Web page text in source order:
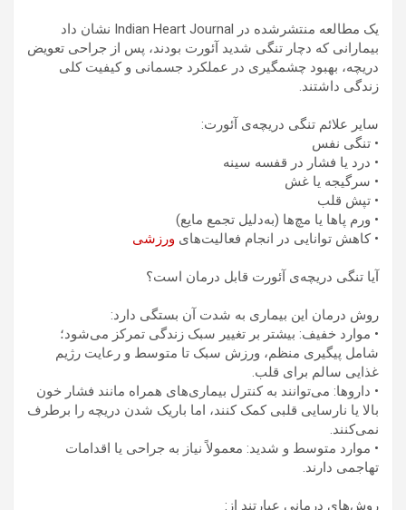
یک مطالعه منتشرشده در Indian Heart Journal نشان داد
بیمارانی که دچار تنگی شدید آئورت بودند، پس از جراحی تعویض
دریچه، بهبود چشمگیری در عملکرد جسمانی و کیفیت کلی
زندگی داشتند.
سایر علائم تنگی دریچه‌ی آئورت:
• تنگی نفس
• درد یا فشار در قفسه سینه
• سرگیجه یا غش
• تپش قلب
• ورم پاها یا مچ‌ها (به‌دلیل تجمع مایع)
• کاهش توانایی در انجام فعالیت‌های ورزشی
آیا تنگی دریچه‌ی آئورت قابل درمان است؟
روش درمان این بیماری به شدت آن بستگی دارد:
• موارد خفیف: بیشتر بر تغییر سبک زندگی تمرکز می‌شود؛
شامل پیگیری منظم، ورزش سبک تا متوسط و رعایت رژیم
غذایی سالم برای قلب.
• داروها: می‌توانند به کنترل بیماری‌های همراه مانند فشار خون
بالا یا نارسایی قلبی کمک کنند، اما باریک شدن دریچه را برطرف
نمی‌کنند.
• موارد متوسط و شدید: معمولاً نیاز به جراحی یا اقدامات
تهاجمی دارند.
روش‌های درمانی عبارتند از: